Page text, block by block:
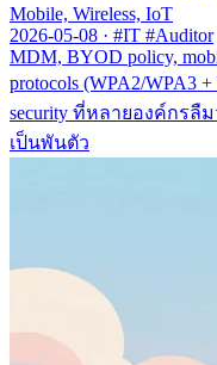
Mobile, Wireless, IoT
2026-05-08 · #IT #Auditor
MDM, BYOD policy,
protocols (WPA2/WPA3
security ที่หลายองค์กรลืม
เป็นพันตัว